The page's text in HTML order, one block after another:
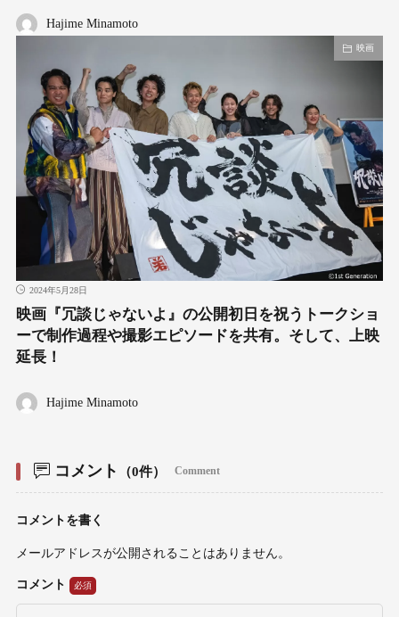
Hajime Minamoto
映画
2024年5月28日
映画『冗談じゃないよ』の公開初日を祝うトークショ
ーで制作過程や撮影エピソードを共有。そして、上映
延長！
Hajime Minamoto
コメント （0件） Comment
コメントを書く
メールアドレスが公開されることはありません。
コメント